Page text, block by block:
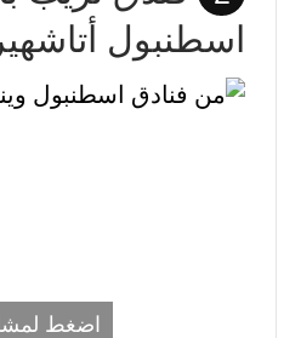
اسطنبول أتاشهير
اضغط